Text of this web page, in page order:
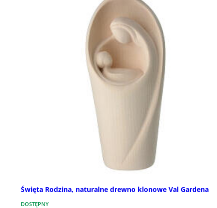
Święta Rodzina, naturalne drewno klonowe Val Gardena
DOSTĘPNY